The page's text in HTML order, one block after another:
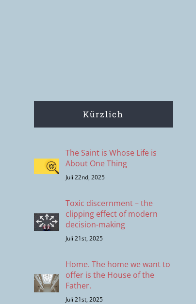
Kürzlich
The Saint is Whose Life is
About One Thing
Juli 22nd, 2025
Toxic discernment – the
clipping effect of modern
decision-making
Juli 21st, 2025
Home. The home we want to
offer is the House of the
Father.
Juli 21st, 2025